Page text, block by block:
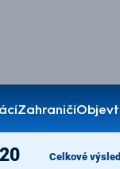
Zahraničí
Celkové